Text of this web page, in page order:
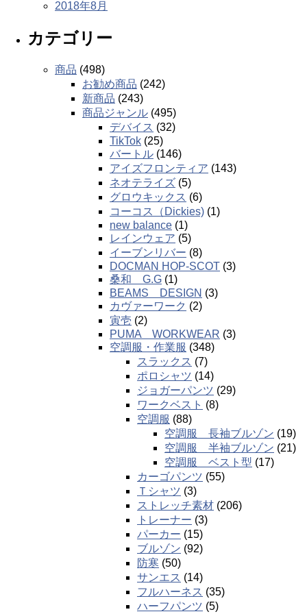
2018年8月
カテゴリー
商品 (498)
お勧め商品 (242)
新商品 (243)
商品ジャンル (495)
デバイス (32)
TikTok (25)
バートル (146)
アイズフロンティア (143)
ネオテライズ (5)
グロウキックス (6)
コーコス（Dickies) (1)
new balance (1)
レインウェア (5)
イーブンリバー (8)
DOCMAN HOP-SCOT (3)
桑和 G.G (1)
BEAMS DESIGN (3)
カヴァーワーク (2)
寅壱 (2)
PUMA WORKWEAR (3)
空調服・作業服 (348)
スラックス (7)
ポロシャツ (14)
ジョガーパンツ (29)
ワークベスト (8)
空調服 (88)
空調服 長袖ブルゾン (19)
空調服 半袖ブルゾン (21)
空調服 ベスト型 (17)
カーゴパンツ (55)
Ｔシャツ (3)
ストレッチ素材 (206)
トレーナー (3)
パーカー (15)
ブルゾン (92)
防寒 (50)
サンエス (14)
フルハーネス (35)
ハーフパンツ (5)